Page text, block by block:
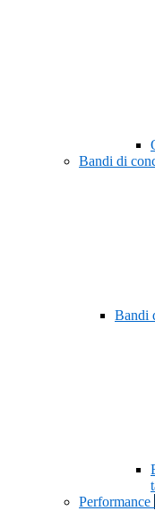
Bandi di
Bandi
Performance